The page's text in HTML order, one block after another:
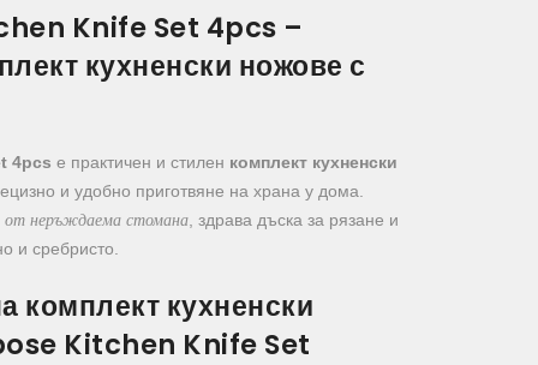
Knife Set 4pcs –
кухненски ножове с
4pcs е практичен и стилен комплект кухненски
и удобно приготвяне на храна у дома.
неръждаема стомана , здрава дъска за рязане и
и сребристо.
комплект кухненски
Kitchen Knife Set